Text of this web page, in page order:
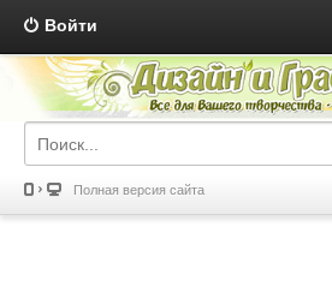
Войти
Полная версия сайта